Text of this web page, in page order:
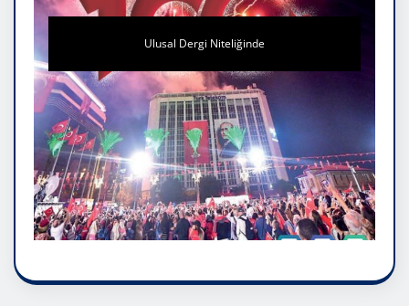
Ulusal Dergi Niteliğinde